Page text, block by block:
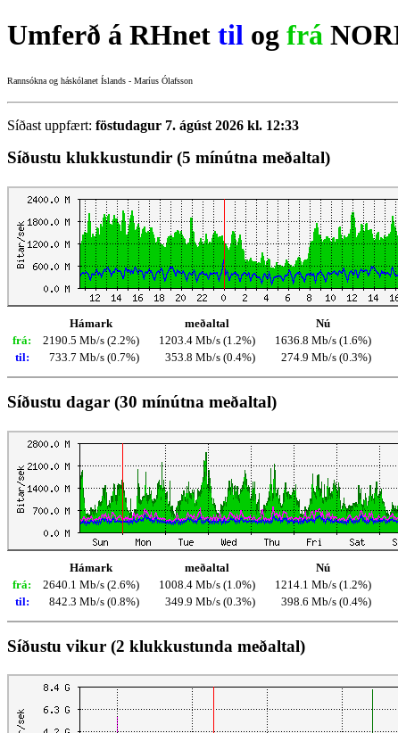
Umferð á RHnet til og frá
Rannsókna og háskólanet Íslands - Maríus Ólafsson
Síðast uppfært: föstudagur 7. ágúst 2026 kl. 12:33
Síðustu klukkustundir (5 mínútna meðaltal)
Hámark meðaltal
Nú
frá:
2190.5 Mb/s (2.2%) 1203.4 Mb/s (1.2%)
1636.8 Mb/s (1.6%)
til:
733.7 Mb/s (0.7%) 353.8 Mb/s (0.4%) 274.9 Mb/s (0.3%)
Síðustu dagar (30 mínútna meðaltal)
Hámark meðaltal
Nú
frá:
2640.1 Mb/s (2.6%) 1008.4 Mb/s (1.0%)
1214.1 Mb/s (1.2%)
til:
842.3 Mb/s (0.8%) 349.9 Mb/s (0.3%) 398.6 Mb/s (0.4%)
Síðustu vikur (2 klukkustunda meðaltal)